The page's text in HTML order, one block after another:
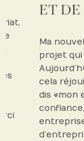
ET DE
Ma nouvelle
projet qui
Aujourd’hui,
cela réjouit
dis « mon
confiance, de
entreprise et
d’entreprise.